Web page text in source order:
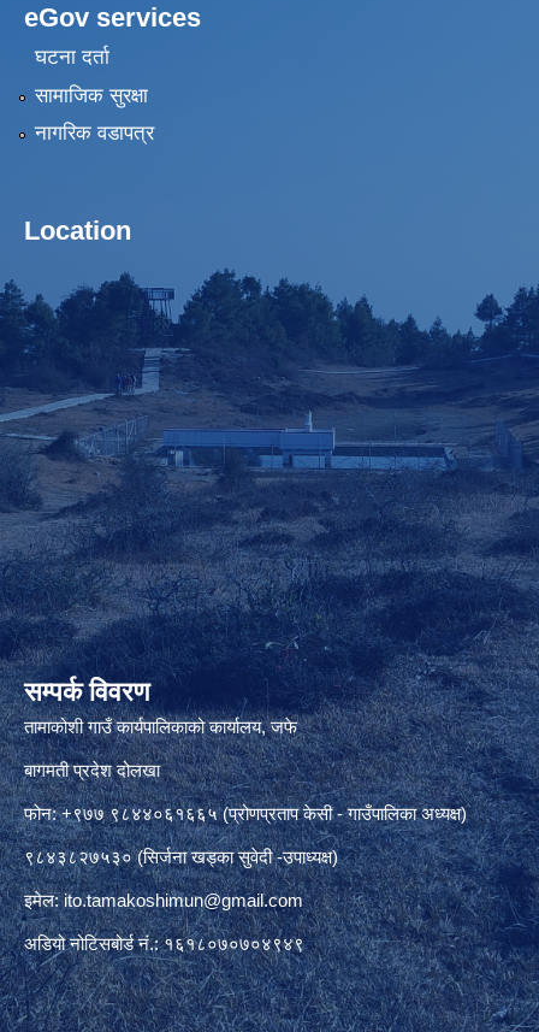
eGov services
घटना दर्ता
सामाजिक सुरक्षा
नागरिक वडापत्र
Location
सम्पर्क विवरण
तामाकोशी गाउँ कार्यपालिकाको कार्यालय, जफे
बागमती प्रदेश दोलखा
फोन: +९७७ ९८४४०६१६६५ (प्रोणप्रताप केसी - गाउँपालिका अध्यक्ष)
९८४३८२७५३० (सिर्जना खड्का सुवेदी -उपाध्यक्ष)
इमेल:ito.tamakoshimun@gmail.com
अडियो नोटिसबोर्ड नं.: १६१८०७०७०४९४९